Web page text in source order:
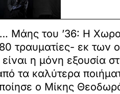
Μάης του ’36: Η
τραυματίες- εκ των
η μόνη εξουσία
τα καλύτερα
ο Μίκης